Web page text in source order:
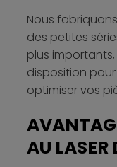
Nous
des petites
plus
disposition
optimiser vos
AU LASER